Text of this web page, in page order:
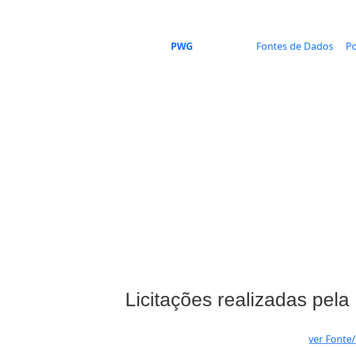
PWG Fontes de Dados
Licitações realizadas
ver